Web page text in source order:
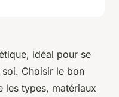
idéal pour se
soi. Choisir le bon
les types, matériaux